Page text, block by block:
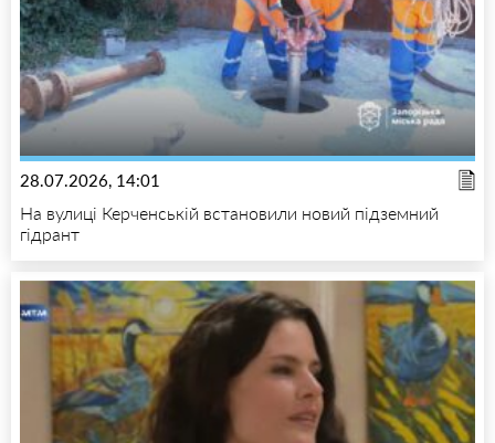
28.07.2026, 14:01
На вулиці Керченській встановили новий підземний
гідрант